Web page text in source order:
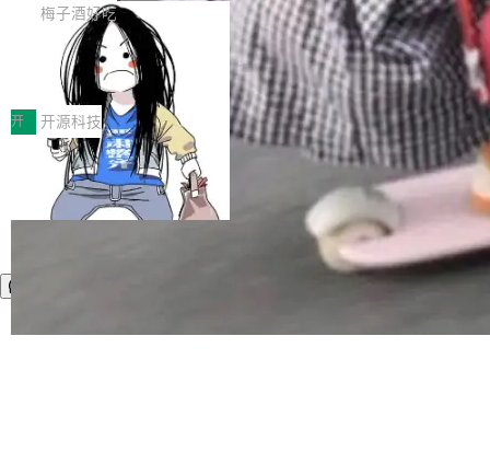
续增长的AI成本该如何优化。 深信服AI算力网关
正是围绕这些实际问题，从Token治理和成本治
理两个方面，让用户的每一份算力都看得清、管
得住、用得稳、省得下、更安全！ 一、从现在开
始，Token使用一目...
wat（Google 员工编号 23，Jeff Dean 二十多
年的编程搭档，MapReduce 和 Bigtable 的共同
作者）、Quoc Le（Google 大脑核心成员，Se
q2Seq 和 DocAI 的共同发明人）以及 Oriol Vin
yals（Gemini 联合负责人，AlphaSta...
把「看得清、用母语、记得住」三件事一次补
齐。 SolonCode 是什么 SolonCode 是杭州无
耳科技研发的企业级终端编码智能体——一位全
中文驱动的数字员工，自主理解需求、规划步
骤、编写代码。不挑模型、不挑平台，curl 一行
装完即用。 开源地址：Gitee · GitCode · GitHu
b 安装 支持 Java 8+（8~26）、macOS / Linu
x / Windows / Harmony PC。 # macOS / Linu
x / Harmony PC curl -fsSL https://solon.noea
梅子酒好吃
让“代码语义理解”深度释放AI Coding
价值潜能：华为云码道（CodeArts）
代码仓技术解析
一、代码仓深度理解技术的作用与价值 在软件工
程实践中，代码仓是企业核心知识资产的主要载
体。企业级代码仓库通常包含数十万乃至数百万
个文件，其规模远超单次模型调用可承载的上下
文窗口。随着项目规模的持续扩张与代码历史的
不断累积，代码仓中的模块关系、接口契约、业
务逻辑等关键信息往往分散于数十乃至数百个文
件之中，形成高度复杂的知识关联网络。传统的
开 开源科技